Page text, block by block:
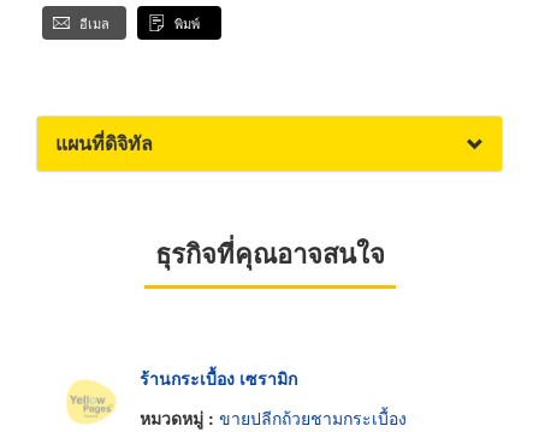
อีเมล พิมพ์
แผนที่ดิจิทัล
ธุรกิจที่คุณอาจสนใจ
ร้านกระเบื้อง เซรามิก
หมวดหมู่ : ขายปลีกถ้วยชามกระเบื้อง